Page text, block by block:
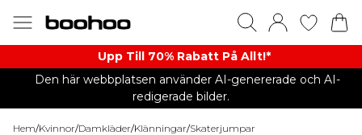
Upp Till 70% Rabatt På Allt!*
Den här webbplatsen använder AI-genererade och AI-
redigerade bilder.
Hem/Kvinnor/Damkläder/Klänningar/Skaterjumpar